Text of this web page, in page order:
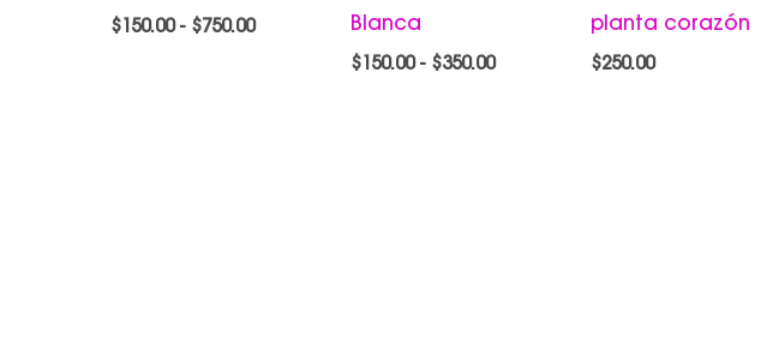
$ 150.00 - $750.00
Blanca
$ 150.00 - $350.00
planta corazón
$250.00